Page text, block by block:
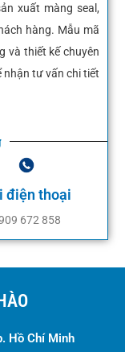
xuất màng seal,
hàng. Mẫu mã
và thiết kế chuyên
nhận tư vấn chi tiết
điện thoại
672 858
Hồ Chí Minh